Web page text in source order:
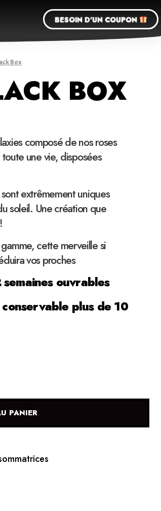
BESOIN D'UN COUPON
Box
BOX
composé de nos roses
une vie, disposées
extrêmement uniques
soleil. Une création que
cette merveille si
vos proches
ouvrables
plus de 10
PANIER